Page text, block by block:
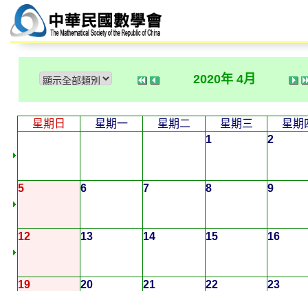
2020年 4月
星期日 星期一 星期二 星期三
星期
1
2
5 6 7 8 9
12 13 14 15 16
19 20 21 22 23